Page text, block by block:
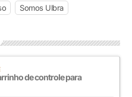
Somos Ulbra
de controle para